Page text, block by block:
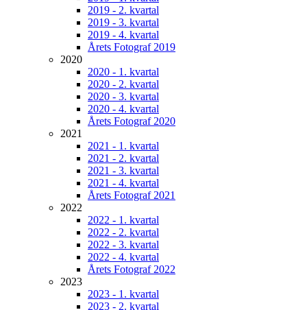
2019 - 2. kvartal
2019 - 3. kvartal
2019 - 4. kvartal
Årets Fotograf 2019
2020
2020 - 1. kvartal
2020 - 2. kvartal
2020 - 3. kvartal
2020 - 4. kvartal
Årets Fotograf 2020
2021
2021 - 1. kvartal
2021 - 2. kvartal
2021 - 3. kvartal
2021 - 4. kvartal
Årets Fotograf 2021
2022
2022 - 1. kvartal
2022 - 2. kvartal
2022 - 3. kvartal
2022 - 4. kvartal
Årets Fotograf 2022
2023
2023 - 1. kvartal
2023 - 2. kvartal